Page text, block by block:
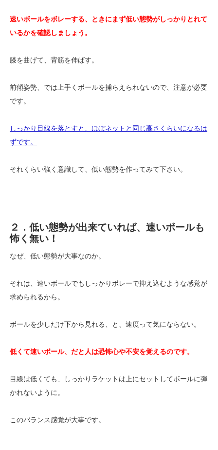
速いボールをボレーする、ときにまず低い態勢がしっかりとれて
いるかを確認しましょう。
膝を曲げて、背筋を伸ばす。
前傾姿勢、では上手くボールを捕らえられないので、注意が必要
です。
しっかり目線を落とすと、ほぼネットと同じ高さくらいになるは
ずです。
それくらい強く意識して、低い態勢を作ってみて下さい。
２．低い態勢が出来ていれば、速いボールも
怖く無い！
なぜ、低い態勢が大事なのか。
それは、速いボールでもしっかりボレーで抑え込むような感覚が
求められるから。
ボールを少しだけ下から見れる、と、速度って気にならない。
低くて速いボール、だと人は恐怖心や不安を覚えるのです。
目線は低くても、しっかりラケットは上にセットしてボールに弾
かれないように。
このバランス感覚が大事です。